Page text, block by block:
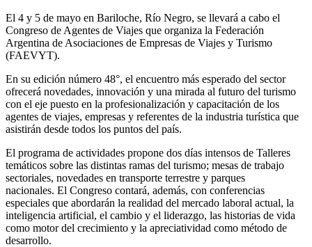
El 4 y 5 de mayo en Bariloche, Río Negro, se llevará a cabo el
Congreso de Agentes de Viajes que organiza la Federación
Argentina de Asociaciones de Empresas de Viajes y Turismo
(FAEVYT).
En su edición número 48°, el encuentro más esperado del sector
ofrecerá novedades, innovación y una mirada al futuro del turismo
con el eje puesto en la profesionalización y capacitación de los
agentes de viajes, empresas y referentes de la industria turística que
asistirán desde todos los puntos del país.
El programa de actividades propone dos días intensos de Talleres
temáticos sobre las distintas ramas del turismo; mesas de trabajo
sectoriales, novedades en transporte terrestre y parques
nacionales. El Congreso contará, además, con conferencias
especiales que abordarán la realidad del mercado laboral actual, la
inteligencia artificial, el cambio y el liderazgo, las historias de vida
como motor del crecimiento y la apreciatividad como método de
desarrollo.